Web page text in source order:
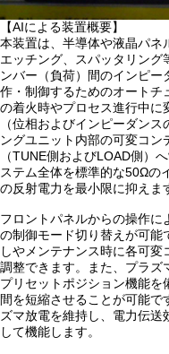
【AIによる装置概要】
本装置は、半導体や液晶パネ
エッチング、スパッタリング
ンバー（負荷）間のインピ
作・制御するためのオートチ
の着火時やプロセス進行中に
（位相およびインピーダン
ングユニット内部の可変コ
（TUNE側およびLOAD側）
ステム全体を標準的な50Ωの
の反射電力を最小限に抑えま
フロントパネルからの操作に
の制御モード切り替えが可能
しやメンテナンス時に各可
調整できます。また、プラズ
プリセットポジション機能
間を短縮させることが可能で
ズマ放電を維持し、電力伝送
して機能します。